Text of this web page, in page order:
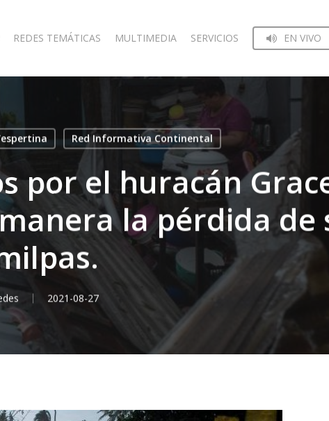
REDES TEMÁTICAS MULTIMEDIA SERVICIOS EN VIVO
Red Informativa Continental
por el huracán
la pérdida de
2021-08-27